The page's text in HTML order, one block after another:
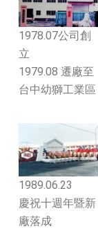
1978.07公司創
立
1979.08 遷廠至
台中幼獅工業區
1989.06.23
慶祝十週年暨新
廠落成